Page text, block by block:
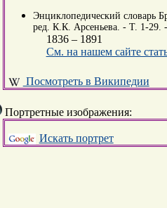
Энциклопедический словарь
ред. К.К. Арсеньева. - Т. 1-29.
1836 – 1891
См. на нашем сайте
Посмотреть в Википедии
Портретные изображения:
Искать портрет